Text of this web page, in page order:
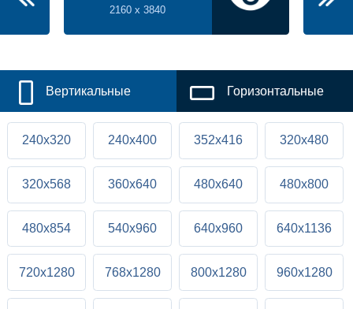
2160 x 3840
Вертикальные Горизонтальные
240x320 240x400 352x416 320x480
320x568 360x640 480x640 480x800
480x854 540x960 640x960 640x1136
720x1280 768x1280 800x1280 960x1280